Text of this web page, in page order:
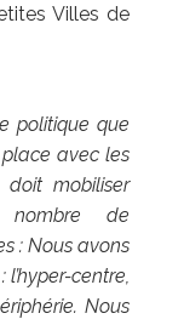
Villes de
politique que
avec les
doit mobiliser
de
: Nous avons
centre,
Nous